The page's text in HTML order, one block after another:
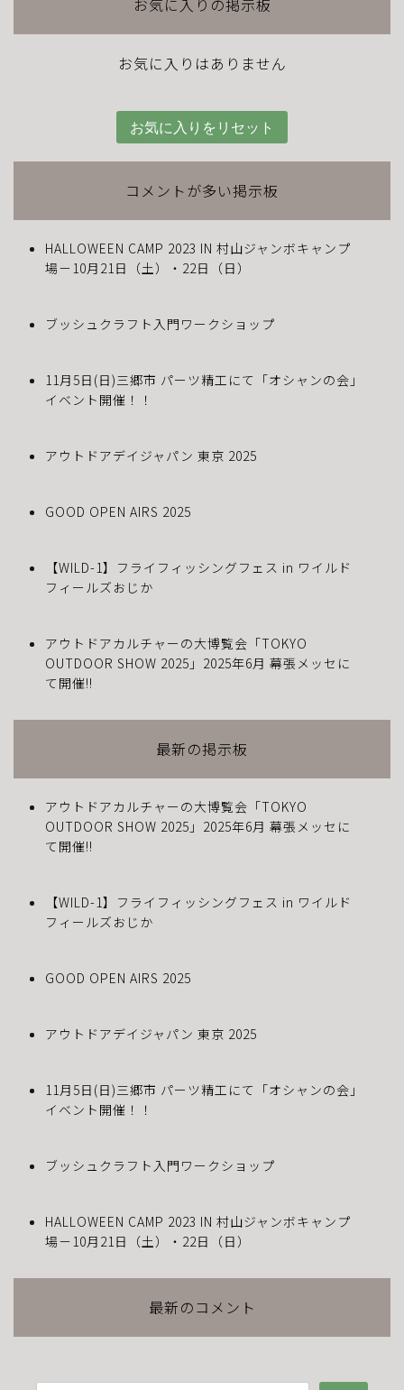
お気に入りはありません
お気に入りをリセット
コメントが多い掲示板
HALLOWEEN CAMP 2023 IN 村山ジャンボキャンプ
場－10月21日（土）・22日（日）
ブッシュクラフト入門ワークショップ
11月5日(日)三郷市 パーツ精工にて「オシャンの会」
イベント開催！！
アウトドアデイジャパン 東京 2025
GOOD OPEN AIRS 2025
【WILD-1】フライフィッシングフェス in ワイルド
フィールズおじか
アウトドアカルチャーの大博覧会「TOKYO
OUTDOOR SHOW 2025」2025年6月 幕張メッセに
て開催!!
最新の掲示板
アウトドアカルチャーの大博覧会「TOKYO
OUTDOOR SHOW 2025」2025年6月 幕張メッセに
て開催!!
【WILD-1】フライフィッシングフェス in ワイルド
フィールズおじか
GOOD OPEN AIRS 2025
アウトドアデイジャパン 東京 2025
11月5日(日)三郷市 パーツ精工にて「オシャンの会」
イベント開催！！
ブッシュクラフト入門ワークショップ
HALLOWEEN CAMP 2023 IN 村山ジャンボキャンプ
場－10月21日（土）・22日（日）
最新のコメント